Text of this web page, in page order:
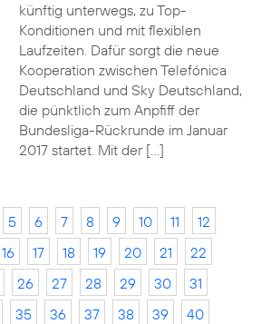
künftig unterwegs, zu Top-
Konditionen und mit flexiblen
Laufzeiten. Dafür sorgt die neue
Kooperation zwischen Telefónica
Deutschland und Sky Deutschland,
die pünktlich zum Anpfiff der
Bundesliga-Rückrunde im Januar
2017 startet. Mit der […]
5 6 7 8 9 10 11
12
16 17 18 19 20 21
22
26 27 28 29 30
31
35 36 37 38 39
40